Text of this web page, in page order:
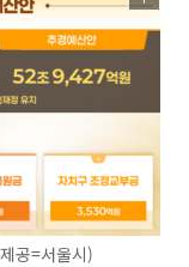
공=서울시)